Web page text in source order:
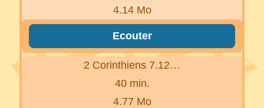
4.14 Mo
Ecouter
2 Corinthiens 7.12…
40 min.
4.77 Mo